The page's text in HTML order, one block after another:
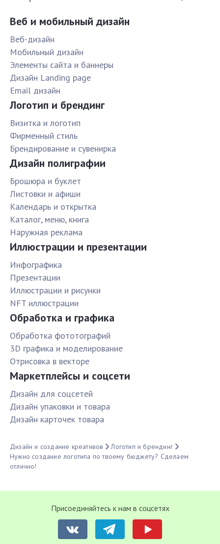
Веб и мобильный дизайн
Веб-дизайн
Мобильный дизайн
Элементы сайта и баннеры
Дизайн Landing page
Email дизайн
Логотип и брендинг
Визитка и логотип
Фирменный стиль
Брендирование и сувенирка
Дизайн полиграфии
Брошюра и буклет
Листовки и афиши
Календарь и открытка
Каталог, меню, книга
Наружная реклама
Иллюстрации и презентации
Инфографика
Презентации
Иллюстрации и рисунки
NFT иллюстрации
Обработка и графика
Обработка фототографий
3D графика и моделирование
Отрисовка в векторе
Маркетплейсы и соцсети
Дизайн для соцсетей
Дизайн упаковки и товара
Дизайн карточек товара
Дизайн и создание креативов
Логотип и брендинг
Нужно создание логотипа по твоему бюджету? Сделаем
отлично!
Присоединяйтесь к нам в соцсетях